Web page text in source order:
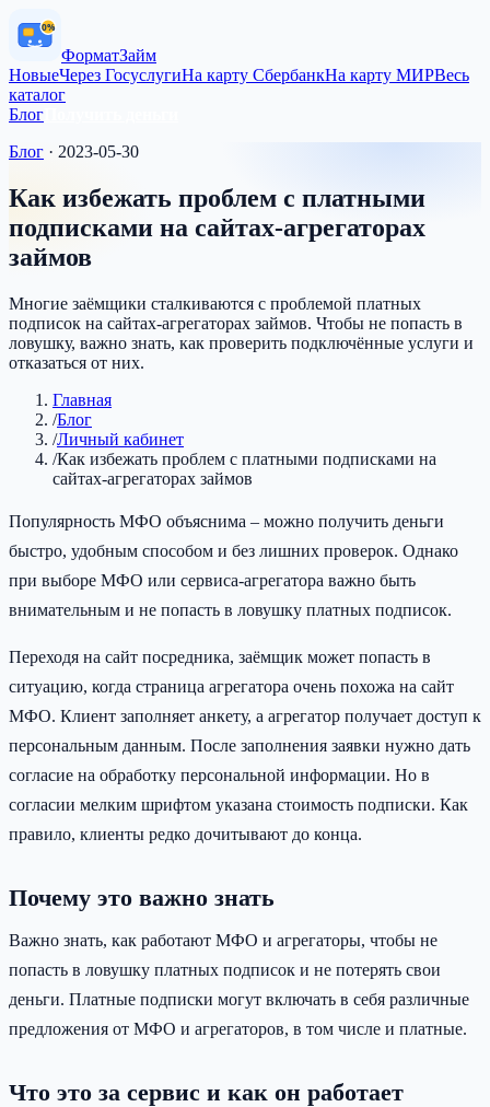
0%
ФорматЗайм
НовыеЧерез ГосуслугиНа карту СбербанкНа карту МИРВесь
каталог
Блог
Блог · 2023-05-30
Как избежать проблем с платными
подписками на сайтах-агрегаторах
займов
Многие заёмщики сталкиваются с проблемой платных
подписок на сайтах-агрегаторах займов. Чтобы не попасть в
ловушку, важно знать, как проверить подключённые услуги и
отказаться от них.
Главная
/Блог
/Личный кабинет
/Как избежать проблем с платными подписками на
сайтах-агрегаторах займов
Популярность МФО объяснима – можно получить деньги
быстро, удобным способом и без лишних проверок. Однако
при выборе МФО или сервиса-агрегатора важно быть
внимательным и не попасть в ловушку платных подписок.
Переходя на сайт посредника, заёмщик может попасть в
ситуацию, когда страница агрегатора очень похожа на сайт
МФО. Клиент заполняет анкету, а агрегатор получает доступ к
персональным данным. После заполнения заявки нужно дать
согласие на обработку персональной информации. Но в
согласии мелким шрифтом указана стоимость подписки. Как
правило, клиенты редко дочитывают до конца.
Почему это важно знать
Важно знать, как работают МФО и агрегаторы, чтобы не
попасть в ловушку платных подписок и не потерять свои
деньги. Платные подписки могут включать в себя различные
предложения от МФО и агрегаторов, в том числе и платные.
Что это за сервис и как он работает